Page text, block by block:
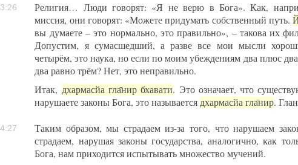
Религия… Люди говорят: «Я не верю в Бога». Как,
миссия, они говорят: «Можете придумать собственный путь.
вы думаете – это нормально, это правильно», – такова их
Допустим, я сумасшедший, а разве все мои мысли
четырём, это наука, но если по моим убеждениям два плюс
два равно трём? Нет, это неправильно.
Итак, дхармасйа гла̄нир бхавати. Это означает, что
нарушаете законы Бога, это называется дхармасйа гла̄нир.
Таким образом, мы страдаем из-за того, что нарушаем
страдаем, нарушая законы государства, аналогично, как
Бога, нам приходится испытывать множество мучений.